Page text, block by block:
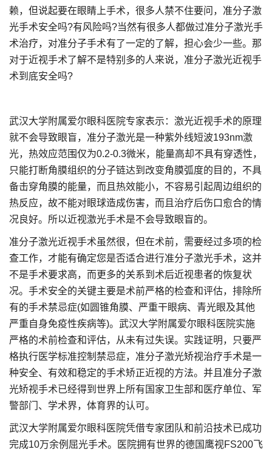
赖，但说起要在眼睛上手术，很多人禁不住要问，准分子激
光手术安全吗?有风险吗?当然有很多人都做过准分子激光手
术治疗，对准分子手术有了一定的了解，担心会少一些。那
对于近视手术了解不是特别多的人来说，准分子激光近视手
术到底安全吗?
武汉大学附属爱尔眼科医院专家表示：激光近视手术的原理
就不会导致眼盲，准分子激光是一种紫外线短波193nm激
光，热效应范围仅为0.2-0.3微米，能量高却不具有穿透性，
只能打断角膜组织的分子链达到改变角膜弧度的目的，不具
备击穿角膜的能量，而且热效能小，不容易引起周边组织的
热反应，故不能对眼球造成伤害，而且治疗后伤口愈合的情
况良好。所以近视激光手术是不会导致眼盲的。
准分子激光近视手术虽然很，但在术前，需要经过多项的检
查工作，才能有确定您是否适合进行准分子激光手术，这并
不是手术要求高，而更多的关系到术后近视患者的恢复状
况。手术安全的关键主要是术前严格的检查和评估，排除所
有的手术禁忌症(如圆锥角膜、严重干眼病、青光眼及其他
严重自身免疫性疾病等)。武汉大学附属爱尔眼科医院实施
严格的术前检查和评估，从未有过失误。实践证明，只要严
格执行医学标准控制禁忌症，准分子激光矫视治疗手术是一
种安全、有效和稳定的手术矫正近视的方法。并且准分子激
光矫视手术已经得到世界上所有国家卫生部和医疗单位、军
警部门、学术界，体育界的认可。
武汉大学附属爱尔眼科医院凭借专家团队和前沿技术已成功
完成10万余例屈光手术。医院拥有世界的德国鹰视FS200飞